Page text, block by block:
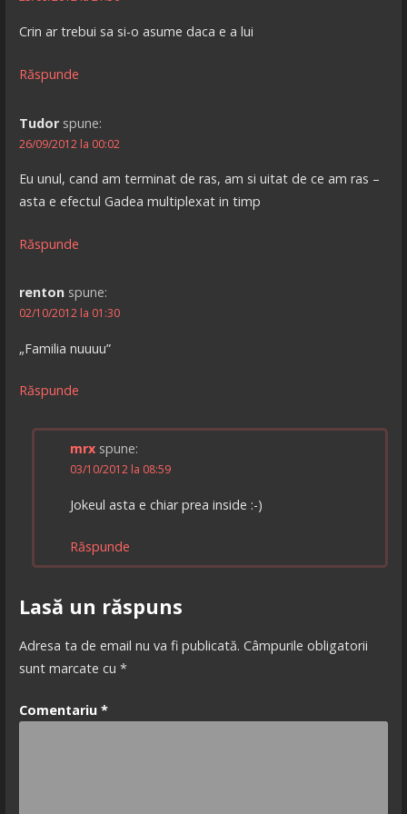
Crin ar trebui sa si-o asume daca e a lui
Răspunde
Tudor spune:
26/09/2012 la 00:02
Eu unul, cand am terminat de ras, am si uitat de ce am ras –
asta e efectul Gadea multiplexat in timp
Răspunde
renton spune:
02/10/2012 la 01:30
„Familia nuuuu”
Răspunde
mrx spune:
03/10/2012 la 08:59
Jokeul asta e chiar prea inside :-)
Răspunde
Lasă un răspuns
Adresa ta de email nu va fi publicată. Câmpurile obligatorii
sunt marcate cu *
Comentariu *